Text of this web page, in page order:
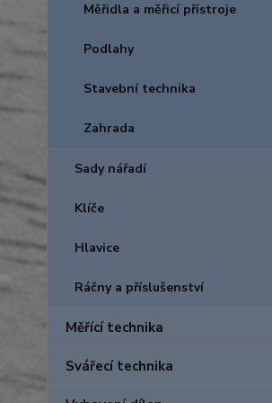
Měřidla a měřicí přístroje
Podlahy
Stavební technika
Zahrada
Sady nářadí
Klíče
Hlavice
Ráčny a příslušenství
Měřící technika
Svářecí technika